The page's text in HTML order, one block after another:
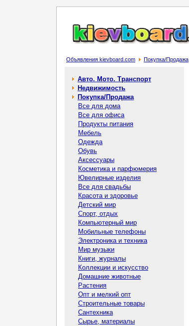
Объявления kievboard.com Покупка/Продажа
Авто. Мото. Транспорт
Недвижимость
Покупка/Продажа
Все для дома
Все для офиса
Продукты питания
Мебель
Одежда
Обувь
Аксессуары
Косметика и парфюмерия
Ювелирные изделия
Все для свадьбы
Красота и здоровье
Детский мир
Спорт, отдых
Компьютерный мир
Мобильные телефоны
Электроника и техника
Мир музыки
Книги, журналы
Коллекции и искусство
Домашние животные
Растения
Опт и мелкий опт
Строительные товары
Сантехника
Сырье, материалы